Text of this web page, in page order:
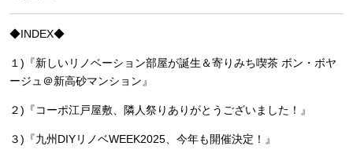
◆INDEX◆
１)『新しいリノベーション部屋が誕生＆寄りみち喫茶 ボン・ボヤ
ージュ＠新高砂マンション』
２)『コーポ江戸屋敷、隣人祭りありがとうございました！』
３)『九州DIYリノベWEEK2025、今年も開催決定！』